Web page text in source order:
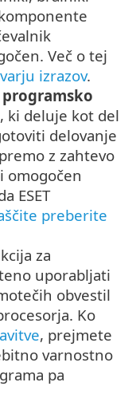
Več o tej
izrazov.
ki deluje kot del
delovanje
z zahtevo
omogočen
ESET
preberite
za
uporabljati
obvestil
Ko
, prejmete
varnostno
pa